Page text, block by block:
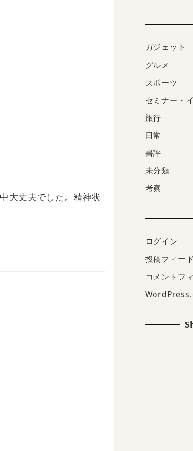
大丈夫でした。精神状
ガジェット
グルメ
スポーツ
セミナー・
旅行
日常
書評
未分類
考察
ログイン
投稿フィード
コメントフ